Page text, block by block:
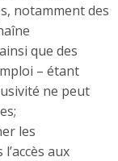
notamment des
que des
– étant
ne peut
les
aux